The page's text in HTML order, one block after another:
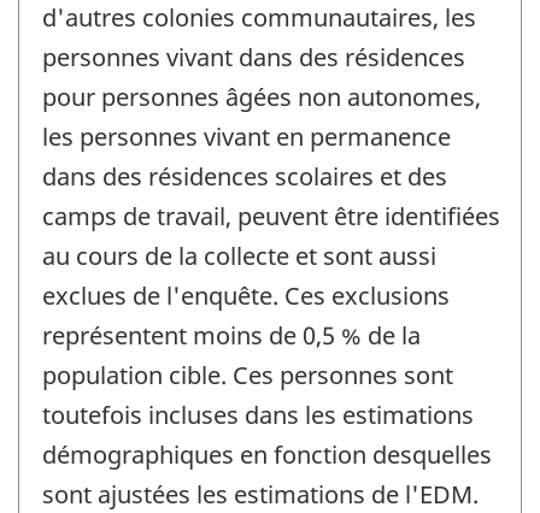
d'autres colonies communautaires, les
personnes vivant dans des résidences
pour personnes âgées non autonomes,
les personnes vivant en permanence
dans des résidences scolaires et des
camps de travail, peuvent être identifiées
au cours de la collecte et sont aussi
exclues de l'enquête. Ces exclusions
représentent moins de 0,5 % de la
population cible. Ces personnes sont
toutefois incluses dans les estimations
démographiques en fonction desquelles
sont ajustées les estimations de l'EDM.